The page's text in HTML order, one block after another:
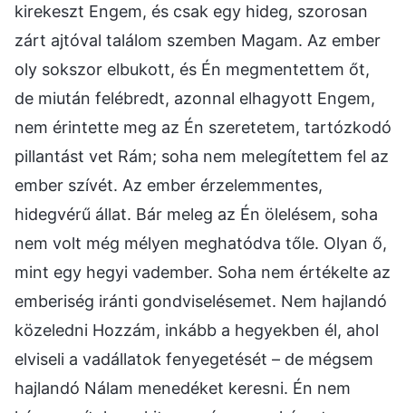
kirekeszt Engem, és csak egy hideg, szorosan
zárt ajtóval találom szemben Magam. Az ember
oly sokszor elbukott, és Én megmentettem őt,
de miután felébredt, azonnal elhagyott Engem,
nem érintette meg az Én szeretetem, tartózkodó
pillantást vet Rám; soha nem melegítettem fel az
ember szívét. Az ember érzelemmentes,
hidegvérű állat. Bár meleg az Én ölelésem, soha
nem volt még mélyen meghatódva tőle. Olyan ő,
mint egy hegyi vadember. Soha nem értékelte az
emberiség iránti gondviselésemet. Nem hajlandó
közeledni Hozzám, inkább a hegyekben él, ahol
elviseli a vadállatok fenyegetését – de mégsem
hajlandó Nálam menedéket keresni. Én nem